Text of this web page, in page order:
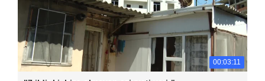
00:03:11